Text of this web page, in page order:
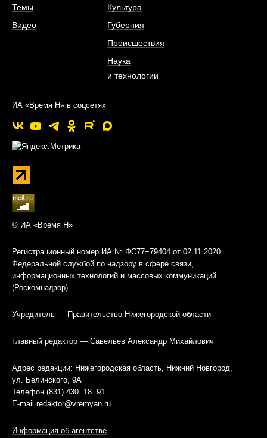
Темы
Видео
Культура
Губерния
Происшествия
Наука
и технологии
ИА «Время Н» в соцсетях
© ИА «Время Н»
Регистрационный номер ИА № ФС77−79404 от 02.11.2020
Федеральной службой по надзору в сфере связи,
информационных технологий и массовых коммуникаций
(Роскомнадзор)
Учредитель — Правительство Нижегородской области
Главный редактор — Савельев Александр Михайлович
Адрес редакции: Нижегородская область, Нижний Новгород,
ул. Белинского, 9А
Телефон (831) 430−18−91
E-mail redaktor@vremyan.ru
Информация об агентстве